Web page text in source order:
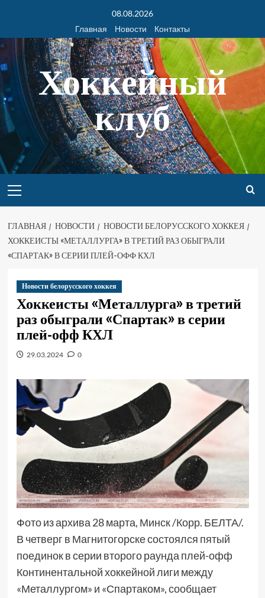
08.08.2026
Главная
Новости Контакты
Хоккейный
клуб
ГЛАВНАЯ НОВОСТИ
НОВОСТИ БЕЛОРУССКОГО ХОККЕЯ
ХОККЕИСТЫ «МЕТАЛЛУРГА» В ТРЕТИЙ РАЗ ОБЫГРАЛИ
«СПАРТАК» В СЕРИИ ПЛЕЙ-ОФФ КХЛ
Новости белорусского хоккея
Хоккеисты «Металлурга» в третий
раз обыграли «Спартак» в серии
плей-офф КХЛ
29.03.2024 0
Фото из архива 28 марта, Минск /Корр. БЕЛТА/.
В четверг в Магнитогорске состоялся пятый
поединок в серии второго раунда плей-офф
Континентальной хоккейной лиги между
«Металлургом» и «Спартаком», сообщает